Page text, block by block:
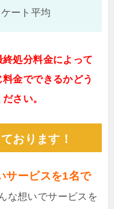
ート平均
処分料金によって
金でできるかどう
さい。
おります！
サービスを1名で
な想いでサービスを